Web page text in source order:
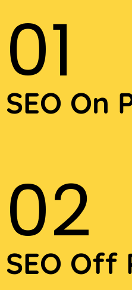
01
SEO On
02
SEO Off